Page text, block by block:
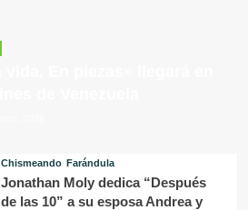
Chismeando Farándula
Jonathan Moly dedica “Después
de las 10” a su esposa Andrea y